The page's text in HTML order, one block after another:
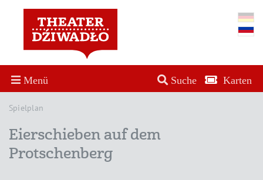
Menü Suche Karten
Spielplan
Eierschieben auf dem
Protschenberg